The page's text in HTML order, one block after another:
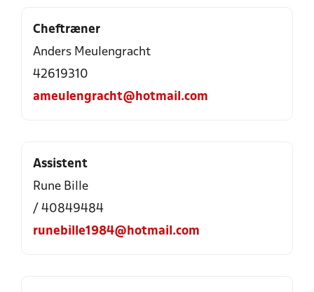
Cheftræner
Anders Meulengracht
42619310
ameulengracht@hotmail.com
Assistent
Rune Bille
/ 40849484
runebille1984@hotmail.com